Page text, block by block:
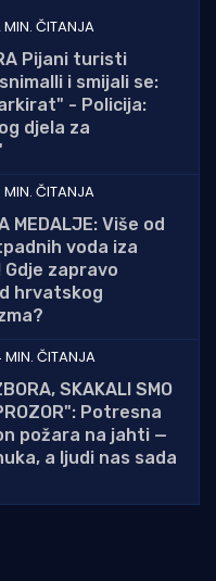
MIN. ČITANJA
Pijani turisti
i smijali se:
- Policija:
djela za
MIN. ČITANJA
MEDALJE: Više od
voda iza
zapravo
hrvatskog
MIN. ČITANJA
SKAKALI SMO
Potresna
požara na jahti —
a ljudi nas sada